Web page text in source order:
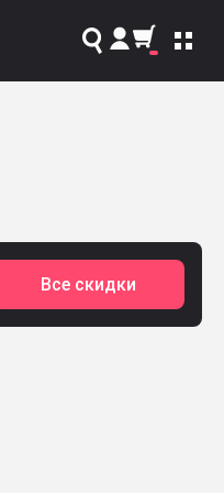
Все скидки